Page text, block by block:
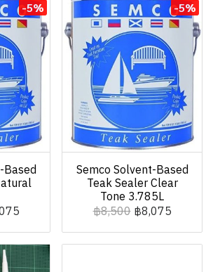
-5%
Based
-5%
Semco Solvent-Based
Teak Sealer Clear
Tone 3.785L
฿8,500 ฿8,075